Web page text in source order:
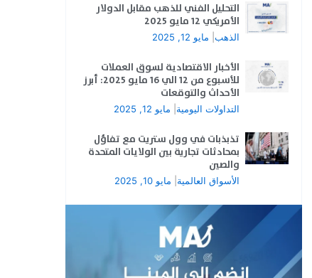
التحليل الفني للذهب مقابل الدولار
الأمريكي 12 مايو 2025
الذهب مايو 12, 2025
الأخبار الاقتصادية لسوق العملات
للأسبوع من 12 الي 16 مايو 2025: أبرز
الأحداث والتوقعات
التداولات اليومية مايو 12, 2025
تذبذبات في وول ستريت مع تفاؤل
بمحادثات تجارية بين الولايات المتحدة
والصين
الأسواق العالمية مايو 10, 2025